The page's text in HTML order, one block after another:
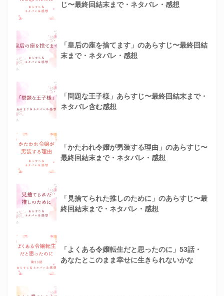
じ〜最終回結末まで・ネタバレ・感想
「皇后の座を捨てます」のあらすじ〜最終回結
末まで・ネタバレ・感想
「問題な王子様」あらすじ〜最終回結末まで・
ネタバレ含む感想
「かたわれ令嬢が男装する理由」のあらすじ〜
最終回結末まで・ネタバレ・感想
「見捨てられた推しのために」のあらすじ〜最
終回結末まで・ネタバレ・感想
「よくある令嬢転生だと思ったのに」53話・
あなたとこのまま幸せに生きられないかな